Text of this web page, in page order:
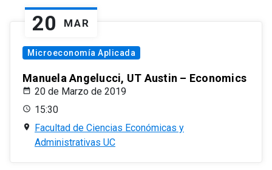
20 MAR
Microeconomía Aplicada
Manuela Angelucci, UT Austin – Economics
20 de Marzo de 2019
15:30
Facultad de Ciencias Económicas y
Administrativas UC